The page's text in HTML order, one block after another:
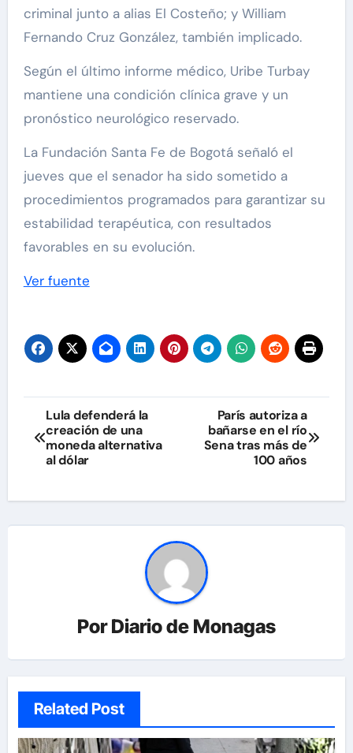
criminal junto a alias El Costeño; y William
Fernando Cruz González, también implicado.
Según el último informe médico, Uribe Turbay
mantiene una condición clínica grave y un
pronóstico neurológico reservado.
La Fundación Santa Fe de Bogotá señaló el
jueves que el senador ha sido sometido a
procedimientos programados para garantizar su
estabilidad terapéutica, con resultados
favorables en su evolución.
Ver fuente
Navegación
de
Lula defenderá la
creación de una
moneda alternativa
al dólar
París autoriza a
bañarse en el río
Sena tras más de
100 años
PorDiario de Monagas
Related Post